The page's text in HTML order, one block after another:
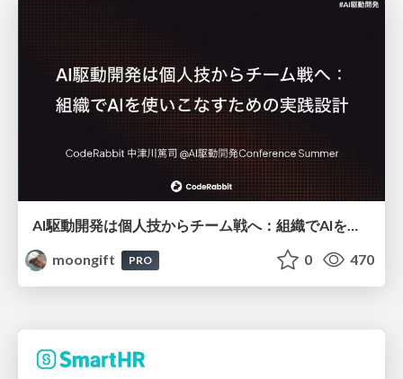
AI駆動開発は個人技からチーム戦へ：組織でAIを使いこなすための実践設計
moongift
PRO 0 470